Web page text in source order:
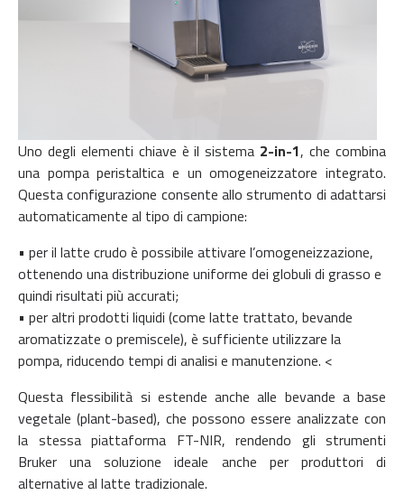
Uno degli elementi chiave è il sistema 2-in-1, che combina
una pompa peristaltica e un omogeneizzatore integrato.
Questa configurazione consente allo strumento di adattarsi
automaticamente al tipo di campione:
• per il latte crudo è possibile attivare l’omogeneizzazione,
ottenendo una distribuzione uniforme dei globuli di grasso e
quindi risultati più accurati;
• per altri prodotti liquidi (come latte trattato, bevande
aromatizzate o premiscele), è sufficiente utilizzare la
pompa, riducendo tempi di analisi e manutenzione. <
Questa flessibilità si estende anche alle bevande a base
vegetale (plant-based), che possono essere analizzate con
la stessa piattaforma FT-NIR, rendendo gli strumenti
Bruker una soluzione ideale anche per produttori di
alternative al latte tradizionale.